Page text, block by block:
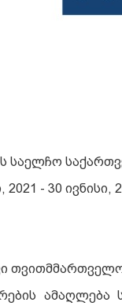
საელჩო
2021 - 30 ივნისი,